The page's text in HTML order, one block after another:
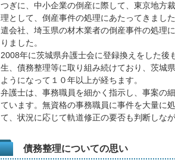
つぎに、中小企業の倒産に際して、東京地方
理として、倒産事件の処理にあたってきまし
遣会社、埼玉県の材木業者の倒産事件の処理
りました。
2008年に茨城県弁護士会に登録換えをした
生、債務整理等に取り組み続けており、茨城
ようになって１０年以上が経ちます。
弁護士は、事務職員を細かく指示し、事案の
ています。無資格の事務職員に事件を大量に
て、状況に応じて軌道修正の要否も判断しな
債務整理についての思い